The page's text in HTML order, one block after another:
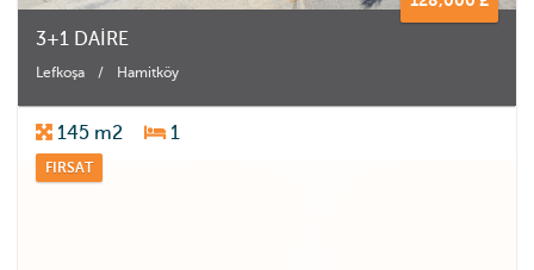
3+1 DAİRE
Lefkoşa / Hamitköy
145 m2 1
FIRSAT